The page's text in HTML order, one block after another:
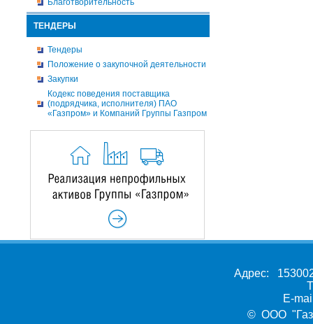
Благотворительность
ТЕНДЕРЫ
Тендеры
Положение о закупочной деятельности
Закупки
Кодекс поведения поставщика
(подрядчика, исполнителя) ПАО
«Газпром» и Компаний Группы Газпром
Адрес:
E-
© ООО